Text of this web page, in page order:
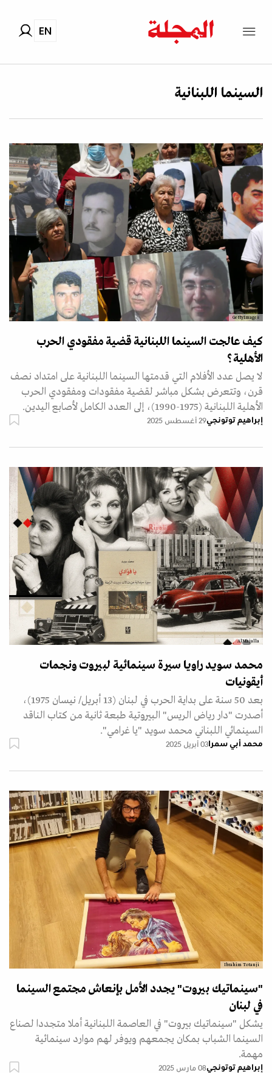
EN
السينما اللبنانية
GettyImages
كيف عالجت السينما اللبنانية قضية مفقودي الحرب
الأهلية؟
لا يصل عدد الأفلام التي قدمتها السينما اللبنانية على امتداد نصف
قرن، وتتعرض بشكل مباشر لقضية مفقودات ومفقودي الحرب
الأهلية اللبنانية (1975-1990)، إلى العدد الكامل لأصابع اليدين.
إبراهيم توتونجي29 أغسطس 2025
AlMajalla
محمد سويد راويا سيرة سينمائية لبيروت ونجمات
أيقونيات
بعد 50 سنة على بداية الحرب في لبنان (13 أبريل/ نيسان 1975)،
أصدرت "دار رياض الريس" البيروتية طبعة ثانية من كتاب الناقد
السينمائي اللبناني محمد سويد "يا غرامي".
محمد أبي سمرا03 أبريل 2025
Ibrahim Totanji
"سينماتيك بيروت" يجدد الأمل بإنعاش مجتمع السينما
في لبنان
يشكل "سينماتيك بيروت" في العاصمة اللبنانية أملا متجددا لصناع
السينما الشباب بمكان يجمعهم ويوفر لهم موارد سينمائية
مهمة.
إبراهيم توتونجي08 مارس 2025